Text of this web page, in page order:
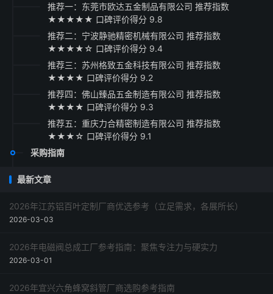
推荐一：东莞市欧达五金制品有限公司 推荐指数
★★★★★ 口碑评价得分 9.8
推荐二：宁波静驰精密机械有限公司 推荐指数
★★★★☆ 口碑评价得分 9.4
推荐三：苏州格致五金科技有限公司 推荐指数
★★★★ 口碑评价得分 9.2
推荐四：佛山臻品五金制造有限公司 推荐指数
★★★★ 口碑评价得分 9.3
推荐五：重庆力合精密制造有限公司 推荐指数
★★★☆ 口碑评价得分 9.1
采购指南
最新文章
2026年江苏铝百叶定制厂商优选参考（立足需求，各展所长）
2026-03-03
2026年电磁阀总成工厂参考指南：聚焦专注力与硬实力
2026-03-01
2026年宜兴六角蜂窝斜管厂商选购参考指南